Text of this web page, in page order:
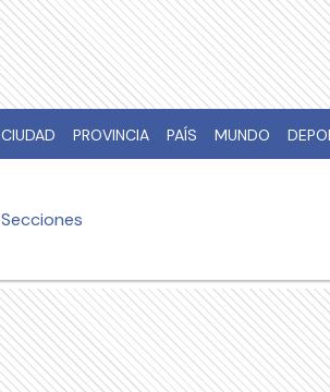
CIUDAD PROVINCIA PAÍS MUNDO
Secciones